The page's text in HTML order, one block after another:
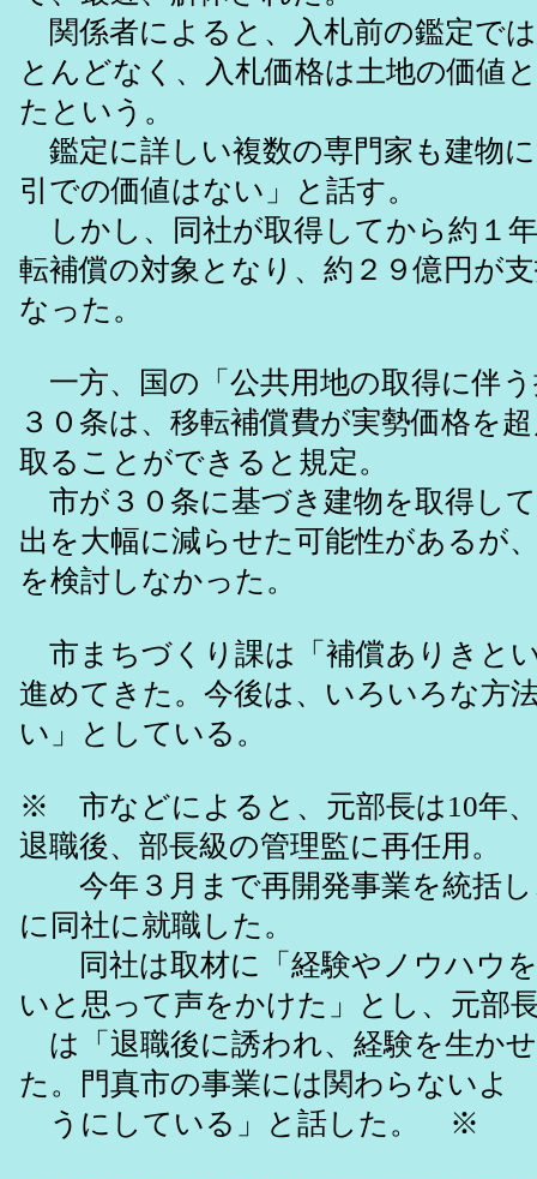
関係者によると、入札前の鑑定で
とんどなく、入札価格は土地の価値
たという。
鑑定に詳しい複数の専門家も建物
引での価値はない」と話す。
しかし、同社が取得してから約１
転補償の対象となり、約２９億円が
なった。
一方、国の「公共用地の取得に伴
３０条は、移転補償費が実勢価格を
取ることができると規定。
市が３０条に基づき建物を取得し
出を大幅に減らせた可能性があるが
を検討しなかった。
市まちづくり課は「補償ありきと
進めてきた。今後は、いろいろな方
い」としている。
※ 市などによると、元部長は10年
退職後、部長級の管理監に再任用。
今年３月まで再開発事業を統括し
に同社に就職した。
同社は取材に「経験やノウハウ
いと思って声をかけた」とし、元部
は「退職後に誘われ、経験を生か
た。門真市の事業には関わらないよ
うにしている」と話した。 ※